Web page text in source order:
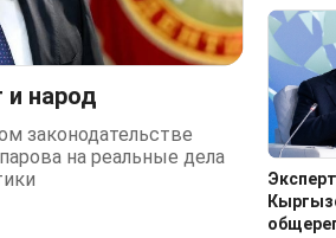
народ
законодательстве
на реальные дела